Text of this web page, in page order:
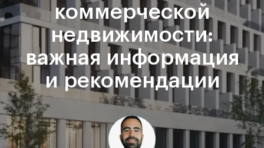
коммерческой
недвижимости:
важная информация
и рекомендации